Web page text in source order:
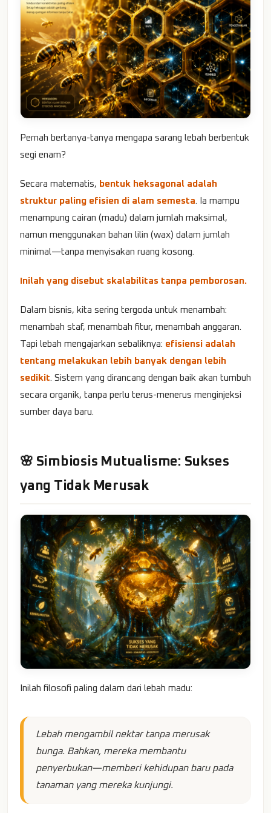
Pernah bertanya-tanya mengapa sarang lebah berbentuk
segi enam?
Secara matematis, bentuk heksagonal adalah
struktur paling efisien di alam semesta. Ia mampu
menampung cairan (madu) dalam jumlah maksimal,
namun menggunakan bahan lilin (wax) dalam jumlah
minimal—tanpa menyisakan ruang kosong.
Inilah yang disebut skalabilitas tanpa pemborosan.
Dalam bisnis, kita sering tergoda untuk menambah:
menambah staf, menambah fitur, menambah anggaran.
Tapi lebah mengajarkan sebaliknya: efisiensi adalah
tentang melakukan lebih banyak dengan lebih
sedikit. Sistem yang dirancang dengan baik akan tumbuh
secara organik, tanpa perlu terus-menerus menginjeksi
sumber daya baru.
🌸 Simbiosis Mutualisme: Sukses
yang Tidak Merusak
Inilah filosofi paling dalam dari lebah madu:
Lebah mengambil nektar tanpa merusak
bunga. Bahkan, mereka membantu
penyerbukan—memberi kehidupan baru pada
tanaman yang mereka kunjungi.